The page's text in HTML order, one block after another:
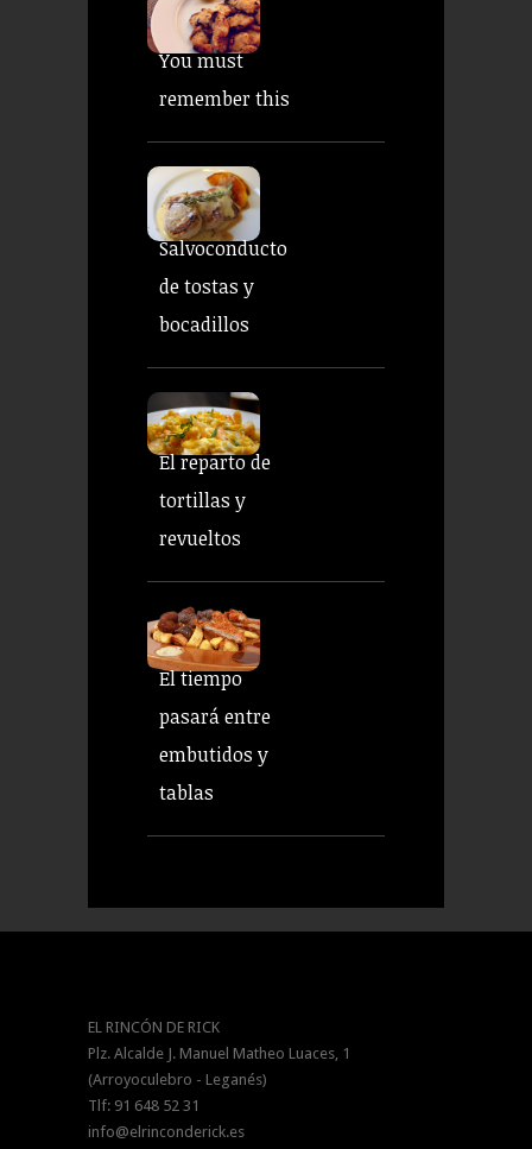
You must
remember this
Salvoconducto
de tostas y
bocadillos
El reparto de
tortillas y
revueltos
El tiempo
pasará entre
embutidos y
tablas
EL RINCÓN DE RICK
Plz. Alcalde J. Manuel Matheo Luaces, 1
(Arroyoculebro - Leganés)
Tlf: 91 648 52 31
info@elrinconderick.es